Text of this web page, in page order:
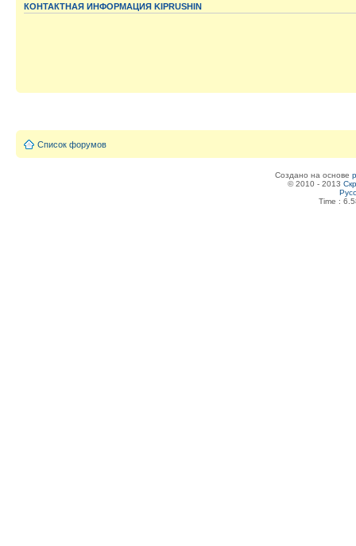
КОНТАКТНАЯ ИНФОРМАЦИЯ KIPRUSHIN
Список форумов
Создано на основе
© 2010 - 2013
Time :